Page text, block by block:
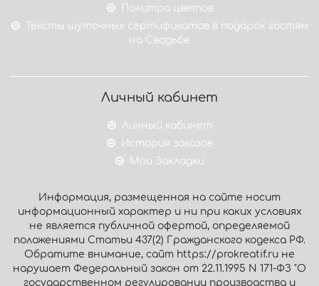
Палитра цветов
Тексты шуточных сертификатов в подарок гостям
на Свадьбе
Личный кабинет
Личный кабинет
История заказов
Мои Закладки
Информация, размещенная на сайте носит
информационный характер и ни при каких условиях
не является публичной офертой, определяемой
положениями Статьи 437(2) Гражданского кодекса РФ.
Обратите внимание, сайт https://prokreatif.ru не
нарушает Федеральный закон от 22.11.1995 N 171-ФЗ "О
государственном регулировании производства и